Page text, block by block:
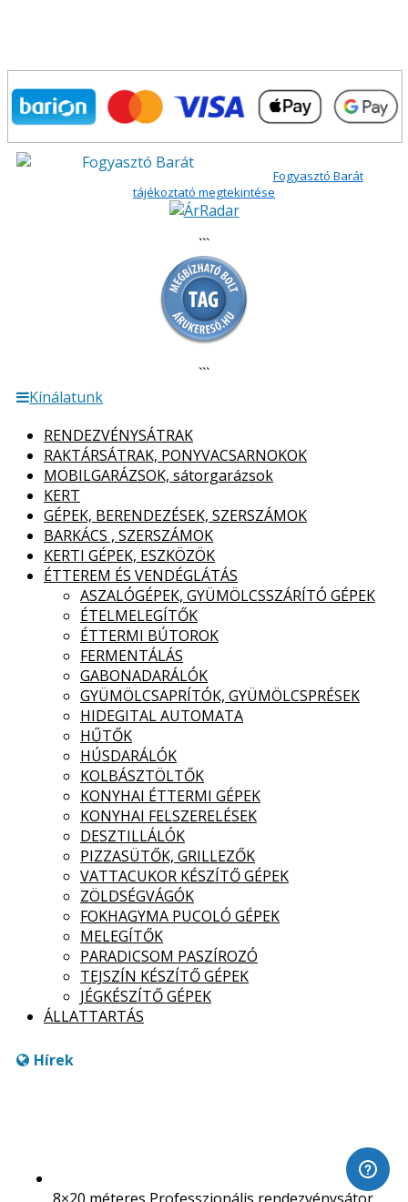
Fogyasztó Barát
tájékoztató megtekintése
```
```
Kínálatunk
RENDEZVÉNYSÁTRAK
RAKTÁRSÁTRAK, PONYVACSARNOKOK
MOBILGARÁZSOK, sátorgarázsok
KERT
GÉPEK, BERENDEZÉSEK, SZERSZÁMOK
BARKÁCS , SZERSZÁMOK
KERTI GÉPEK, ESZKÖZÖK
ÉTTEREM ÉS VENDÉGLÁTÁS
ASZALÓGÉPEK, GYÜMÖLCSSZÁRÍTÓ GÉPEK
ÉTELMELEGÍTŐK
ÉTTERMI BÚTOROK
FERMENTÁLÁS
GABONADARÁLÓK
GYÜMÖLCSAPRÍTÓK, GYÜMÖLCSPRÉSEK
HIDEGITAL AUTOMATA
HŰTŐK
HÚSDARÁLÓK
KOLBÁSZTÖLTŐK
KONYHAI ÉTTERMI GÉPEK
KONYHAI FELSZERELÉSEK
DESZTILLÁLÓK
PIZZASÜTŐK, GRILLEZŐK
VATTACUKOR KÉSZÍTŐ GÉPEK
ZÖLDSÉGVÁGÓK
FOKHAGYMA PUCOLÓ GÉPEK
MELEGÍTŐK
PARADICSOM PASZÍROZÓ
TEJSZÍN KÉSZÍTŐ GÉPEK
JÉGKÉSZÍTŐ GÉPEK
ÁLLATTARTÁS
Hírek